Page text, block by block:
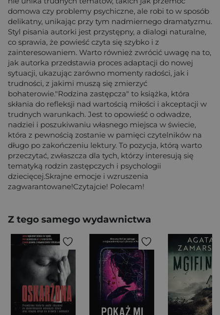
domowa czy problemy psychiczne, ale robi to w sposób
delikatny, unikając przy tym nadmiernego dramatyzmu.
Styl pisania autorki jest przystępny, a dialogi naturalne,
co sprawia, że powieść czyta się szybko i z
zainteresowaniem. Warto również zwrócić uwagę na to,
jak autorka przedstawia proces adaptacji do nowej
sytuacji, ukazując zarówno momenty radości, jak i
trudności, z jakimi muszą się zmierzyć
bohaterowie."Rodzina zastępcza" to książka, która
skłania do refleksji nad wartością miłości i akceptacji w
trudnych warunkach. Jest to opowieść o odwadze,
nadziei i poszukiwaniu własnego miejsca w świecie,
która z pewnością zostanie w pamięci czytelników na
długo po zakończeniu lektury. To pozycja, którą warto
przeczytać, zwłaszcza dla tych, którzy interesują się
tematyką rodzin zastępczych i psychologii
dziecięcej.Skrajne emocje i wzruszenia
zagwarantowane!Czytajcie! Polecam!
Z tego samego wydawnictwa